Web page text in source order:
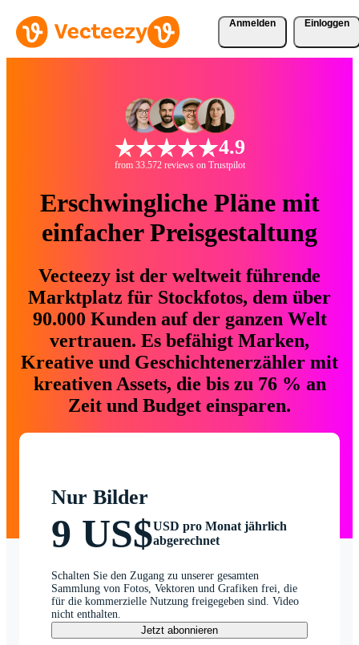
Anmelden Einloggen
4.9
from 33.572 reviews on Trustpilot
Erschwingliche Pläne mit
einfacher Preisgestaltung
Vecteezy ist der weltweit führende
Marktplatz für Stockfotos, dem über
90.000 Kunden auf der ganzen Welt
vertrauen. Es befähigt Marken,
Kreative und Geschichtenerzähler mit
kreativen Assets, die bis zu 76 % an
Zeit und Budget einsparen.
Nur Bilder
9 US$USD pro Monat jährlich
abgerechnet
Schalten Sie den Zugang zu unserer gesamten
Sammlung von Fotos, Vektoren und Grafiken frei, die
für die kommerzielle Nutzung freigegeben sind. Video
nicht enthalten.
Jetzt abonnieren